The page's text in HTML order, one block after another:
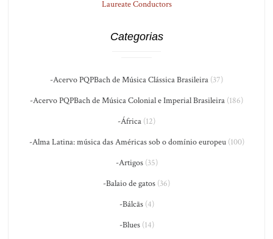
Laureate Conductors
Categorias
-Acervo PQPBach de Música Clássica Brasileira (37)
-Acervo PQPBach de Música Colonial e Imperial Brasileira (186)
-África (12)
-Alma Latina: música das Américas sob o domínio europeu(100)
-Artigos(35)
-Balaio de gatos (36)
-Bálcãs(4)
-Blues(14)